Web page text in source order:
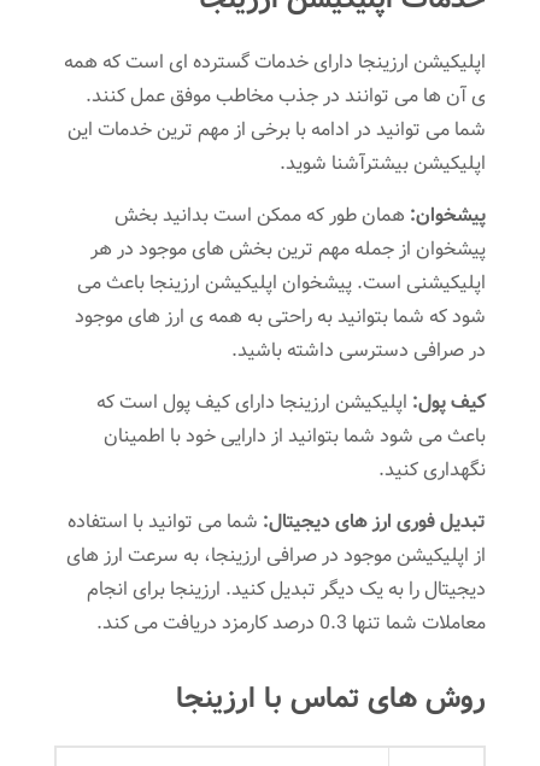
اپلیکیشن ارزینجا دارای خدمات گسترده ای است که همه
ی آن ها می توانند در جذب مخاطب موفق عمل کنند.
شما می توانید در ادامه با برخی از مهم ترین خدمات این
اپلیکیشن بیشترآشنا شوید.
پیشخوان: همان طور که ممکن است بدانید بخش
پیشخوان از جمله مهم ترین بخش های موجود در هر
اپلیکیشنی است. پیشخوان اپلیکیشن ارزینجا باعث می
شود که شما بتوانید به راحتی به همه ی ارز های موجود
در صرافی دسترسی داشته باشید.
کیف پول: اپلیکیشن ارزینجا دارای کیف پول است که
باعث می شود شما بتوانید از دارایی خود با اطمینان
نگهداری کنید.
تبدیل فوری ارز های دیجیتال: شما می توانید با استفاده
از اپلیکیشن موجود در صرافی ارزینجا، به سرعت ارز های
دیجیتال را به یک دیگر تبدیل کنید. ارزینجا برای انجام
معاملات شما تنها 0.3 درصد کارمزد دریافت می کند.
روش های تماس با ارزینجا